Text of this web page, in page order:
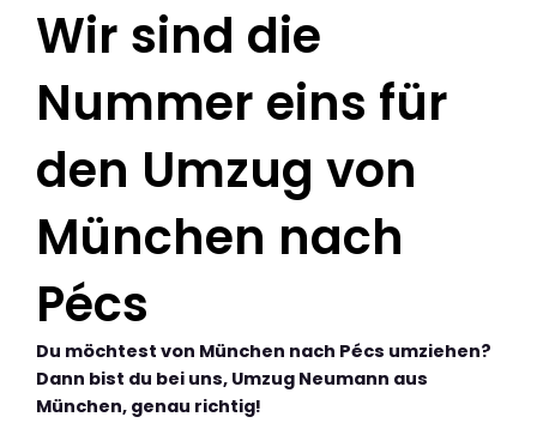
Wir sind die
Nummer eins für
den Umzug von
München nach
Pécs
Du möchtest von München nach Pécs umziehen?
Dann bist du bei uns, Umzug Neumann aus
München, genau richtig!